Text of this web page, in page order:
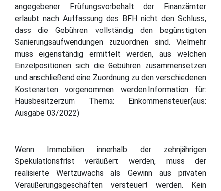
angegebener Prüfungsvorbehalt der Finanzämter
erlaubt nach Auffassung des BFH nicht den Schluss,
dass die Gebühren vollständig den begünstigten
Sanierungsaufwendungen zuzuordnen sind. Vielmehr
muss eigenständig ermittelt werden, aus welchen
Einzelpositionen sich die Gebühren zusammensetzen
und anschließend eine Zuordnung zu den verschiedenen
Kostenarten vorgenommen werden.Information für:
Hausbesitzerzum Thema: Einkommensteuer(aus:
Ausgabe 03/2022)
Wenn Immobilien innerhalb der zehnjährigen
Spekulationsfrist veräußert werden, muss der
realisierte Wertzuwachs als Gewinn aus privaten
Veräußerungsgeschäften versteuert werden. Kein